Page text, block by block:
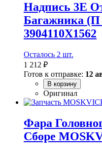
Надпись 3E
Багажника
3904110X1562
Осталось 2 шт.
1 212 ₽
Готов к отправке: 12
В корзину
Оригинал
Фара
Сборе